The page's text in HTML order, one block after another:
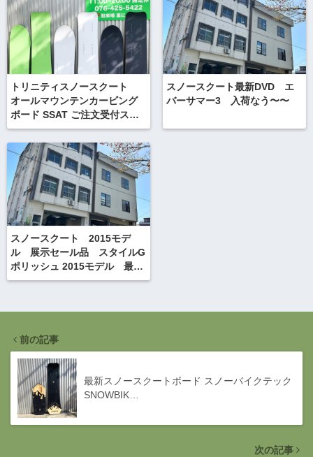
トリニティスノースクート
オールマウンテンカービング
ボード SSAT ご注文受付スタ
ート！
スノースクート最新DVD エ
バーサマー3 入荷なう〜〜
スノースクート 2015モデ
ル 展示セール品 スタイルG
ポリッシュ 2015モデル 最後
の一台ですよ
前の記事
最新スノースクートボード スノーバイクテック
SNOWBIK…
次の記事